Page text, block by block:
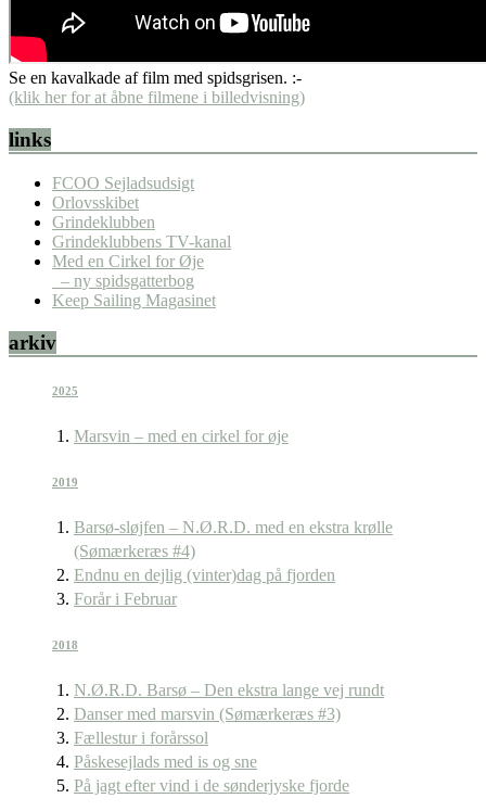
Se en kavalkade af film med spidsgrisen. :-
(klik her for at åbne filmene i billedvisning)
links
FCOO Sejladsudsigt
Orlovsskibet
Grindeklubben
Grindeklubbens TV-kanal
Med en Cirkel for Øje
– ny spidsgatterbog
Keep Sailing Magasinet
arkiv
2025
Marsvin – med en cirkel for øje
2019
Barsø-sløjfen – N.Ø.R.D. med en ekstra krølle
(Sømærkeræs #4)
Endnu en dejlig (vinter)dag på fjorden
Forår i Februar
2018
N.Ø.R.D. Barsø – Den ekstra lange vej rundt
Danser med marsvin (Sømærkeræs #3)
Fællestur i forårssol
Påskesejlads med is og sne
På jagt efter vind i de sønderjyske fjorde